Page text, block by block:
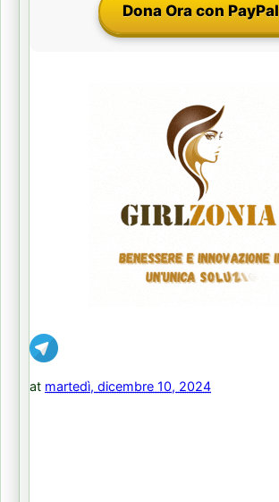
Dona Ora con PayPal
at martedì, dicembre 10, 2024